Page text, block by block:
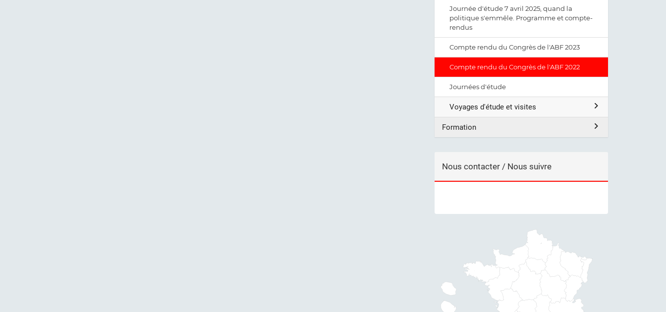
Journée d'étude 7 avril 2025, quand la
politique s'emmêle. Programme et compte-
rendus
Compte rendu du Congrès de l'ABF 2023
Compte rendu du Congrès de l'ABF 2022
Journées d'étude
Voyages d'étude et visites
Formation
Nous contacter / Nous suivre